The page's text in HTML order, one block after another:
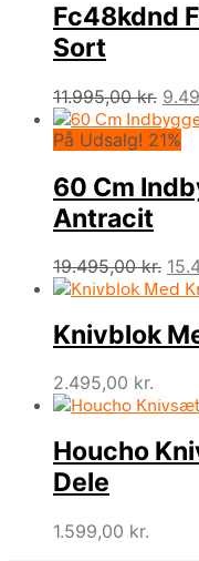
Fc48kdnd
Sort
11.995,00kr. Den
pris
På Udsalg! 21%
60 Cm
Antracit
19.495,00kr. Den
var:
Knivblok
2.495,00 kr.
Houcho
Dele
1.599,00 kr.